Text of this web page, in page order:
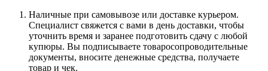
Наличные при самовывозе или доставке курьером.
Специалист свяжется с вами в день доставки, чтобы
уточнить время и заранее подготовить сдачу с любой
купюры. Вы подписываете товаросопроводительные
документы, вносите денежные средства, получаете
товар и чек.